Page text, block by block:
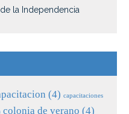
la Independencia
(4) capacitaciones
colonia de verano (4)